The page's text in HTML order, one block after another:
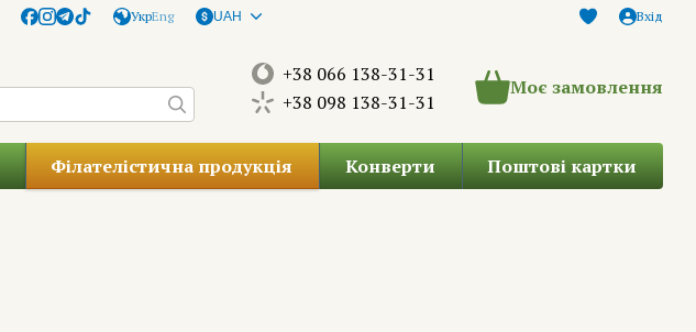
УкрEng UAH Вхід
+38 066 138-31-31
+38 098 138-31-31
Моє замовлення
Філателістична продукція Конверти Поштові картки